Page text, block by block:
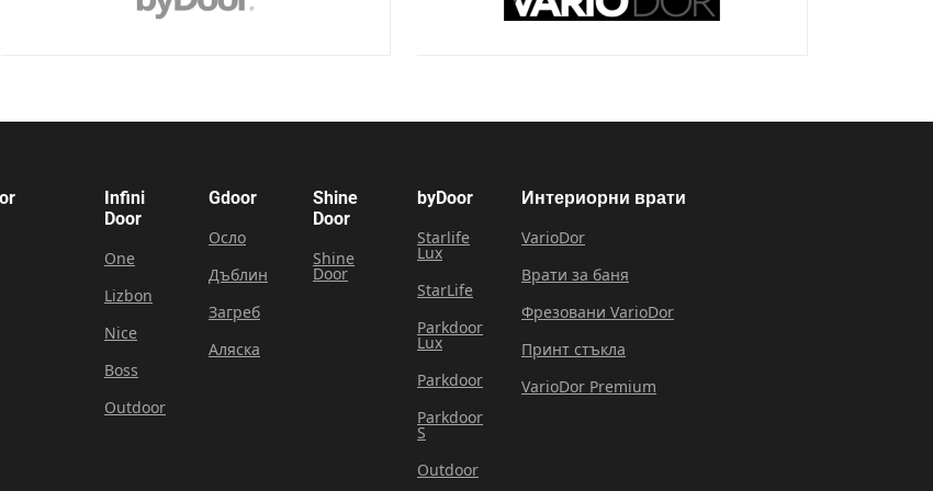
Infini
Door
One
Lizbon
Nice
Boss
Outdoor
Gdoor
Осло
Дъблин
Загреб
Аляска
Shine
Door
Shine
Door
byDoor
Starlife
Lux
StarLife
Parkdoor
Lux
Parkdoor
Parkdoor
S
Outdoor
Интериорни врати
VarioDor
Врати за баня
Фрезовани VarioDor
Принт стъкла
VarioDor Premium